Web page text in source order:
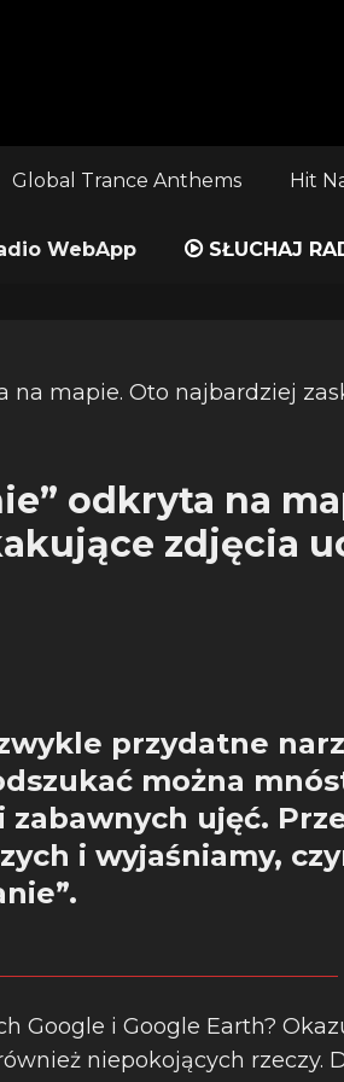
Global Trance Anthems Hit
WebApp SŁUCHAJ
odkryta na
zdjęcia
przydatne
można
zabawnych ujęć.
i wyjaśniamy,
Google i Google Earth?
niepokojących rzeczy.